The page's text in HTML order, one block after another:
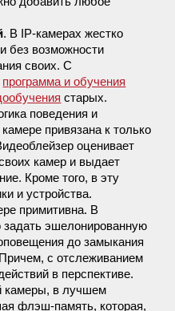
. В IP-камерах жестко
без возможности
своих. С
программа и обучения
старых.
поведения и
привязана к только
оценивает
камер и выдает
Кроме того, в эту
и устройства.
примитивна. В
задать эшелонированную
до замыкания
с отслеживанием
в перспективе.
камеры, в лучшем
флэш-память, которая,